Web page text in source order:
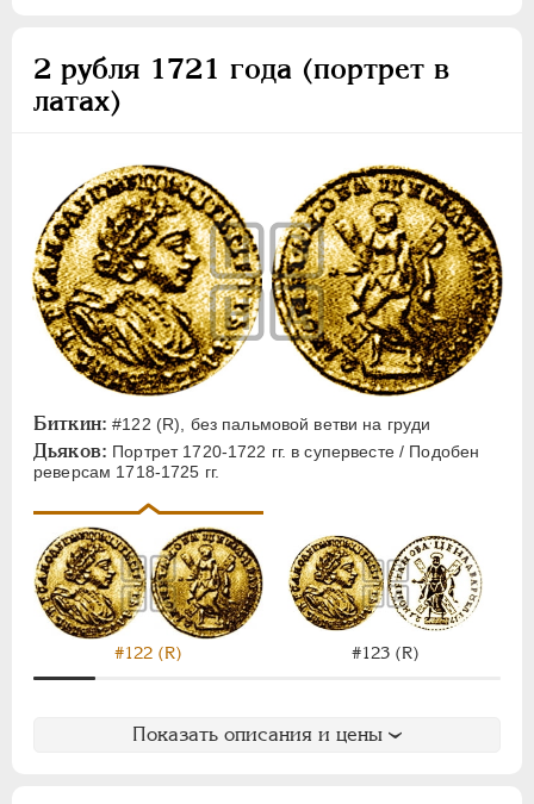
2 рубля 1721 года (портрет в
латах)
Биткин: #122 (R), без пальмовой ветви на груди
Дьяков: Портрет 1720-1722 гг. в супервесте / Подобен
реверсам 1718-1725 гг.
#122 (R) #123 (R)
Показать описания и цены